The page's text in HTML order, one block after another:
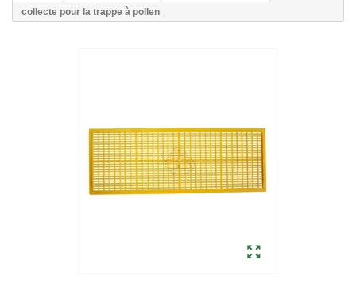
collecte pour la trappe à pollen